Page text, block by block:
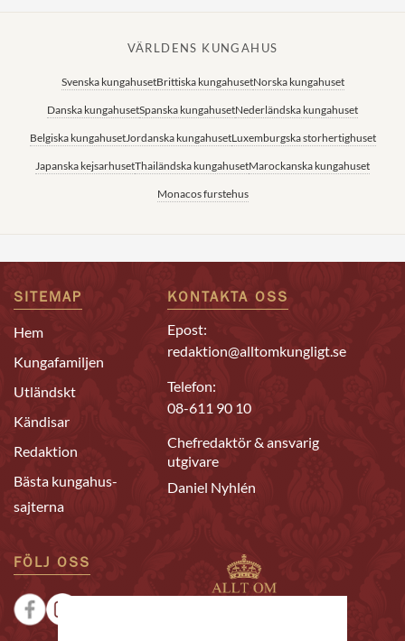
VÄRLDENS KUNGAHUS
Svenska kungahusetBrittiska kungahusetNorska kungahuset
Danska kungahusetSpanska kungahusetNederländska kungahuset
Belgiska kungahusetJordanska kungahusetLuxemburgska storhertighuset
Japanska kejsarhusetThailändska kungahusetMarockanska kungahuset
Monacos furstehus
SITEMAP
Hem
Kungafamiljen
Utländskt
Kändisar
Redaktion
Bästa kungahus-
sajterna
KONTAKTA OSS
Epost:
redaktion@alltomkungligt.se
Telefon:
08-611 90 10
Chefredaktör & ansvarig
utgivare
Daniel Nyhlén
FÖLJ OSS